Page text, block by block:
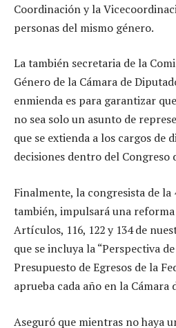
Coordinación y la
personas del mismo género.
La también secretaria de la
Género de la Cámara de
enmienda es para garantizar
no sea solo un asunto de
que se extienda a los cargos de
decisiones dentro del Congreso
Finalmente, la congresista de la
también, impulsará una
Artículos, 116, 122 y 134 de
que se incluya la “Perspectiva
Presupuesto de Egresos de la
aprueba cada año en la Cámara
Aseguró que mientras no haya